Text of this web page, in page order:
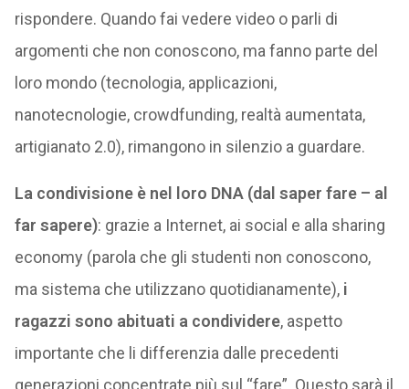
rispondere. Quando fai vedere video o parli di
argomenti che non conoscono, ma fanno parte del
loro mondo (tecnologia, applicazioni,
nanotecnologie, crowdfunding, realtà aumentata,
artigianato 2.0), rimangono in silenzio a guardare.
La condivisione è nel loro DNA (dal saper fare – al
far sapere): grazie a Internet, ai social e alla sharing
economy (parola che gli studenti non conoscono,
ma sistema che utilizzano quotidianamente), i
ragazzi sono abituati a condividere, aspetto
importante che li differenzia dalle precedenti
generazioni concentrate più sul “fare”. Questo sarà il